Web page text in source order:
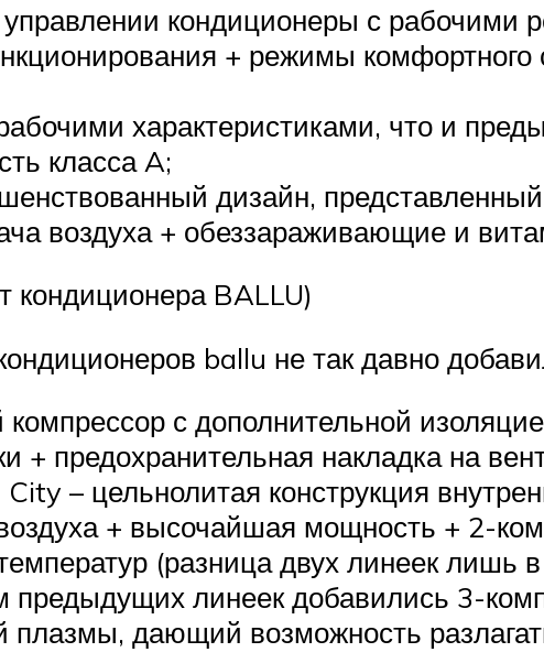
кондиционеры с рабочими
+ режимы комфортного
характеристиками, что и
класса A;
дизайн,
воздуха + обеззараживающие и
BALLU)
ballu не так давно
компрессор с дополнительной
+ предохранительная накладка на
– цельнолитая конструкция
+ высочайшая мощность + 2-
(разница двух линеек лишь
предыдущих линеек добавились 3-
плазмы, дающий возможность